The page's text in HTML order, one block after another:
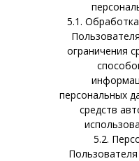
5.1.
ограничения
персональных
средств
5.2.